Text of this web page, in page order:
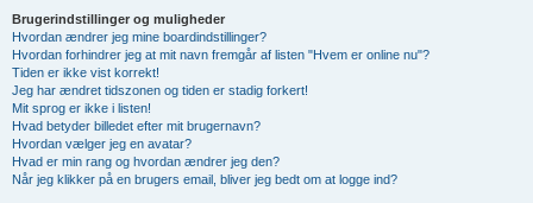
Brugerindstillinger og muligheder
Hvordan ændrer jeg mine boardindstillinger?
Hvordan forhindrer jeg at mit navn fremgår af listen "Hvem er online nu"?
Tiden er ikke vist korrekt!
Jeg har ændret tidszonen og tiden er stadig forkert!
Mit sprog er ikke i listen!
Hvad betyder billedet efter mit brugernavn?
Hvordan vælger jeg en avatar?
Hvad er min rang og hvordan ændrer jeg den?
Når jeg klikker på en brugers email, bliver jeg bedt om at logge ind?